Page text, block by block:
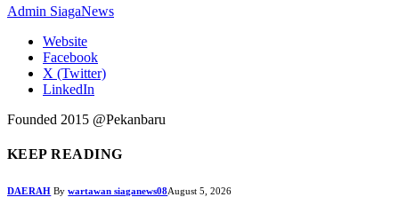
Admin SiagaNews
Website
Facebook
X (Twitter)
LinkedIn
Founded 2015 @Pekanbaru
KEEP READING
DAERAH By wartawan siaganews08August 5, 2026